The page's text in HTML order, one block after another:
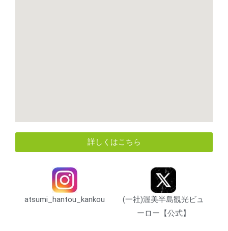
詳しくはこちら
atsumi_hantou_kankou
(一社)渥美半島観光ビュ
ーロー【公式】